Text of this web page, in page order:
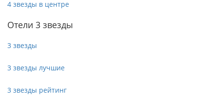
4 звезды в центре
Отели 3 звезды
3 звезды
3 звезды лучшие
3 звезды рейтинг